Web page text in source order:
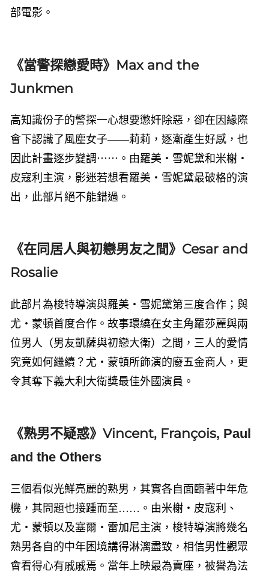
部電影。
《當警探戀愛時》Max and the
Junkmen
高知識份子的警探一心想要懲奸除惡，卻在因緣際
會下認識了風塵女子——莉莉，逐漸產生好感，也
因此計畫逐步變調⋯⋯。由羅美・雪妮黛和米榭・
皮寇利主演，影迷若想看羅美・雪妮黛最破格的演
出，此部片絕不能錯過。
《在同居人與初戀男友之間》Cesar and
Rosalie
此部片為梭特導演與羅美・雪妮黛第三度合作；與
尤・蒙頓首度合作。故事環繞在女主角羅莎麗與兩
位男人（男友凱薩與初戀大衛）之間，三人的愛情
究竟如何繼續？尤・蒙頓所飾演的廢五金商人，更
令其奪下義大利大衛獎最佳外國演員。
《熟男不疑惑》Vincent, François, Paul
and the Others
三個看似光鮮亮麗的熟男，其實各自面臨著中年危
機，其問題也接踵而至……。由米榭・皮寇利、
尤・蒙頓以及塞爾・雷加尼主演，梭特導演將幾名
熟男各自的中年困境講得淋漓盡致，相信男性觀眾
會看得心有戚戚焉。當年上映最為賣座，被譽為法